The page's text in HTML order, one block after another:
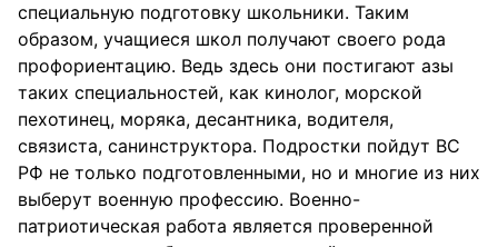
специальную подготовку школьники. Таким
образом, учащиеся школ получают своего рода
профориентацию. Ведь здесь они постигают азы
таких специальностей, как кинолог, морской
пехотинец, моряка, десантника, водителя,
связиста, санинструктора. Подростки пойдут ВС
РФ не только подготовленными, но и многие из них
выберут военную профессию. Военно-
патриотическая работа является проверенной